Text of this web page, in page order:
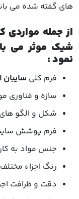
های گفته شده می
از جمله مواردی
شیک موثر می
نمود :
فرم کلی سایبان
سازه و فناوری
شکل و الگو
فرم پوشش
جنس مواد به
رنگ اجزاء مختلف
دقت و ظرافت